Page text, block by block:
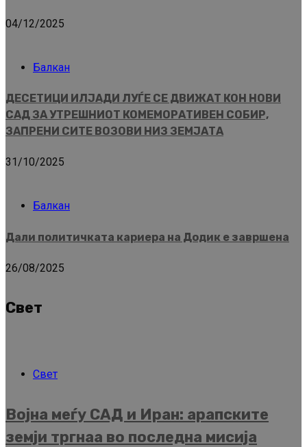
04/12/2025
Балкан
ДЕСЕТИЦИ ИЛЈАДИ ЛУЃЕ СЕ ДВИЖАТ КОН НОВИ
САД ЗА УТРЕШНИОТ КОМЕМОРАТИВЕН СОБИР,
ЗАПРЕНИ СИТЕ ВОЗОВИ НИЗ ЗЕМЈАТА
31/10/2025
Балкан
Дали политичката кариера на Додик е завршена
26/08/2025
Свет
Свет
Војна меѓу САД и Иран: арапските
земји тргнаа во последна мисија